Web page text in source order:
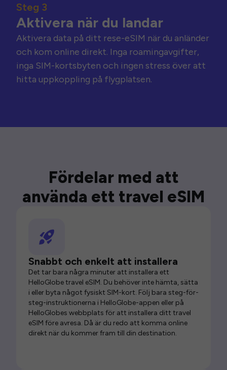
Steg 3
Aktivera när du landar
Aktivera data på ditt rese-eSIM när du anländer
och kom online direkt. Inga roamingavgifter,
inga SIM-kortsbyten och ingen stress över att
hitta uppkoppling på flygplatsen.
Fördelar med att
använda ett travel eSIM
Snabbt och enkelt att installera
Det tar bara några minuter att installera ett
HelloGlobe travel eSIM. Du behöver inte hämta, sätta
i eller byta något fysiskt SIM-kort. Följ bara steg-för-
steg-instruktionerna i HelloGlobe-appen eller på
HelloGlobes webbplats för att installera ditt travel
eSIM före avresa. Då är du redo att komma online
direkt när du kommer fram till din destination.